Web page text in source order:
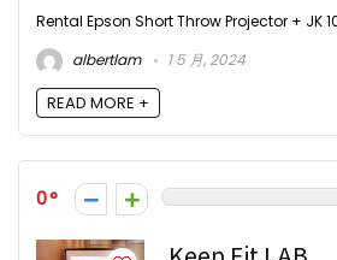
Rental Epson Short Throw Projector + JK
albertlam
1 5 月, 2024
READ MORE +
0